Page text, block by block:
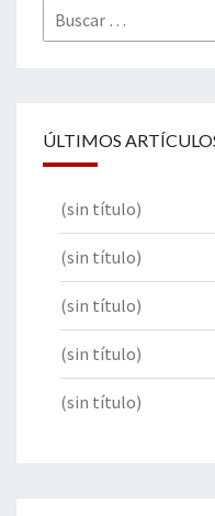
Buscar
por:
ÚLTIMOS
(sin título)
(sin título)
(sin título)
(sin título)
(sin título)